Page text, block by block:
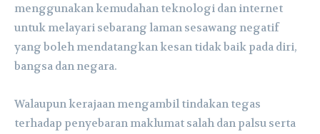
menggunakan kemudahan teknologi dan internet
untuk melayari sebarang laman sesawang negatif
yang boleh mendatangkan kesan tidak baik pada diri,
bangsa dan negara.
Walaupun kerajaan mengambil tindakan tegas
terhadap penyebaran maklumat salah dan palsu serta